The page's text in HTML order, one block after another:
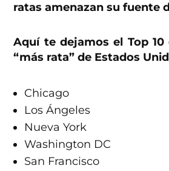
ratas amenazan su fuente
Aquí te dejamos el Top 10
“más rata” de Estados
Chicago
Los Ángeles
Nueva York
Washington DC
San Francisco